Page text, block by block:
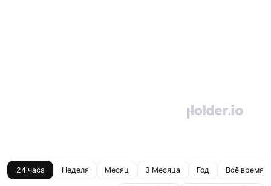
24 часа Неделя Месяц 3 Месяца Год Всё время